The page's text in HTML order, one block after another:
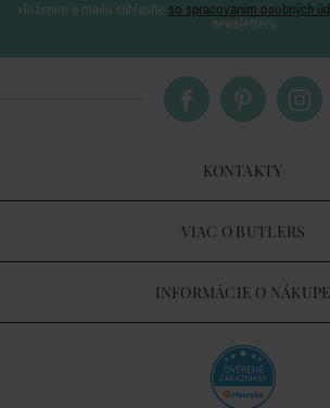
vložením e-mailu súhlasíte so spracovaním osobných
newsletteru
KONTAKTY
VIAC O BUTLERS
INFORMÁCIE O NÁKUPE